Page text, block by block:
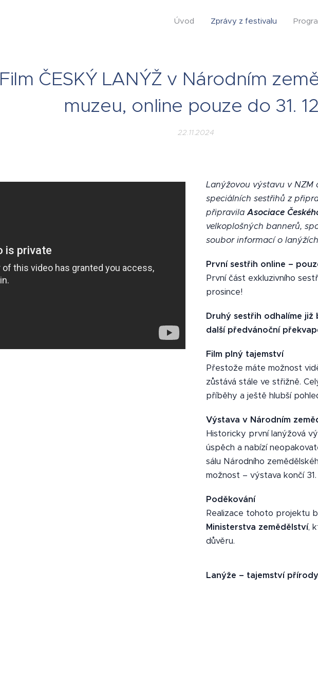
Úvod Zprávy z festivalu
Film ČESKÝ LANÝŽ v Národním
muzeu, online pouze do 31.
22.11.2024
Lanýžovou výstavu v
speciálních sestřihů z
připravilaAsociace
velkoplošných bannerů,
soubor informací o
První sestřih online –
První část exkluzivního
prosince!
Druhý sestřih odhalíme
další předvánoční
Film plný tajemství
Přestože máte možnost
zůstává stále ve střižně.
příběhy a ještě hlubší
Výstava v Národním
Historicky první lanýžová
úspěch a nabízí
sálu Národního
možnost – výstava končí
Poděkování
Realizace tohoto projektu
Ministerstva zemědělství,
důvěru.
Lanýže – tajemství